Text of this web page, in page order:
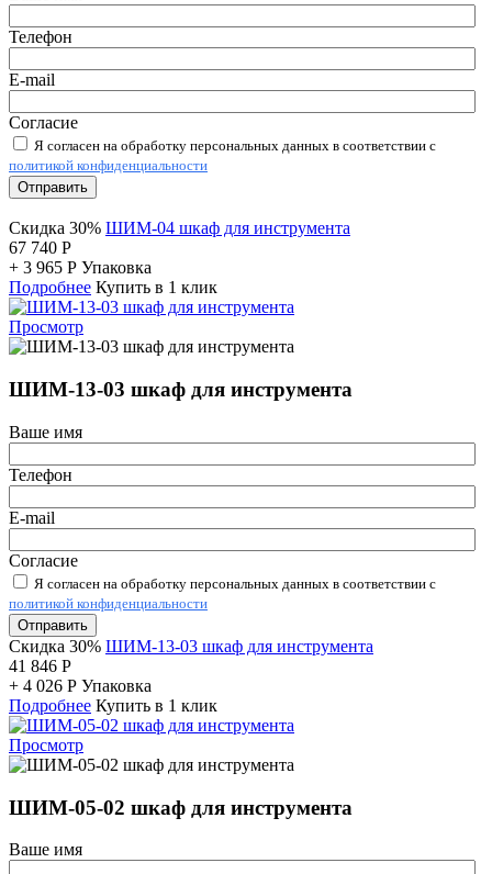
Телефон
E-mail
Согласие
Я согласен на обработку персональных данных в соответствии с
политикой конфиденциальности
Отправить
Скидка 30% ШИМ-04 шкаф для инструмента
67 740 Р
+ 3 965 Р Упаковка
Подробнее Купить в 1 клик
Просмотр
ШИМ-13-03 шкаф для инструмента
Ваше имя
Телефон
E-mail
Согласие
Я согласен на обработку персональных данных в соответствии с
политикой конфиденциальности
Отправить
Скидка 30% ШИМ-13-03 шкаф для инструмента
41 846 Р
+ 4 026 Р Упаковка
Подробнее Купить в 1 клик
Просмотр
ШИМ-05-02 шкаф для инструмента
Ваше имя